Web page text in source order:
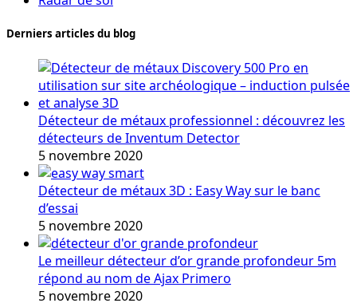
Derniers articles du blog
Détecteur de métaux professionnel : découvrez les
détecteurs de Inventum Detector
5 novembre 2020
Détecteur de métaux 3D : Easy Way sur le banc
d’essai
5 novembre 2020
Le meilleur détecteur d’or grande profondeur 5m
répond au nom de Ajax Primero
5 novembre 2020